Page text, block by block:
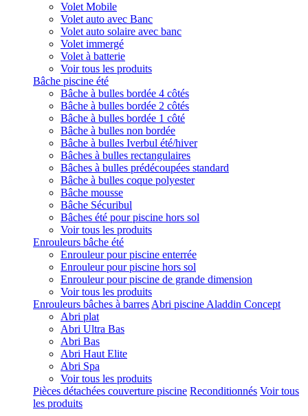
Volet Mobile
Volet auto avec Banc
Volet auto solaire avec banc
Volet immergé
Volet à batterie
Voir tous les produits
Bâche piscine été
Bâche à bulles bordée 4 côtés
Bâche à bulles bordée 2 côtés
Bâche à bulles bordée 1 côté
Bâche à bulles non bordée
Bâche à bulles Iverbul été/hiver
Bâches à bulles rectangulaires
Bâches à bulles prédécoupées standard
Bâche à bulles coque polyester
Bâche mousse
Bâche Sécuribul
Bâches été pour piscine hors sol
Voir tous les produits
Enrouleurs bâche été
Enrouleur pour piscine enterrée
Enrouleur pour piscine hors sol
Enrouleur pour piscine de grande dimension
Voir tous les produits
Enrouleurs bâches à barres Abri piscine Aladdin Concept
Abri plat
Abri Ultra Bas
Abri Bas
Abri Haut Elite
Abri Spa
Voir tous les produits
Pièces détachées couverture piscine Reconditionnés Voir tous
les produits